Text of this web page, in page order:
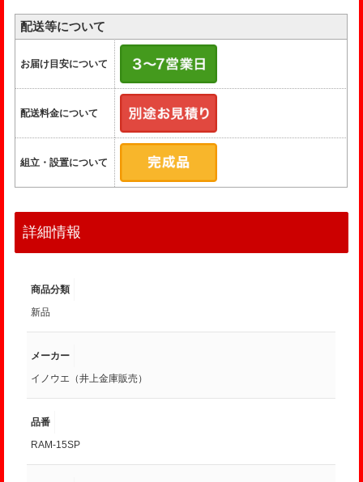
配送等について
お届け目安について
配送料金について
組立・設置について
詳細情報
商品分類
新品
メーカー
イノウエ（井上金庫販売）
品番
RAM-15SP